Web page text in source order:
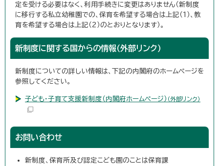
定を受ける必要はなく、利用手続きに変更はありません（新制度
に移行する私立幼稚園での、保育を希望する場合は上記（1）、教
育を希望する場合は上記（2）のとおりとなります）。
新制度に関する国からの情報（外部リンク）
新制度についての詳しい情報は、下記の内閣府のホームページを
参照してください。
子ども・子育て支援新制度（内閣府ホームページ） （外部リンク）
お問い合わせ
新制度、保育所及び認定こども園のことは保育課